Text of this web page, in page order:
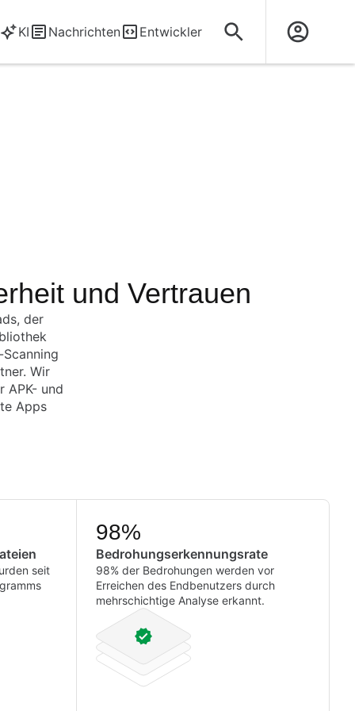
KI Nachrichten Entwickler
und Vertrauen
der
Wir
APK- und
Apps
seit
98%
Bedrohungserkennungsrate
98% der Bedrohungen werden vor
Erreichen des Endbenutzers durch
mehrschichtige Analyse erkannt.